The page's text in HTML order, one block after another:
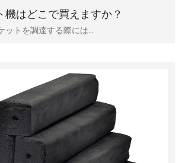
はどこで買えますか？
ットを調達する際には…